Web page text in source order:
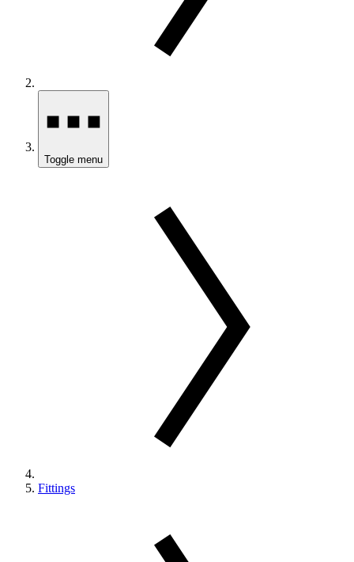
Toggle menu
Fittings